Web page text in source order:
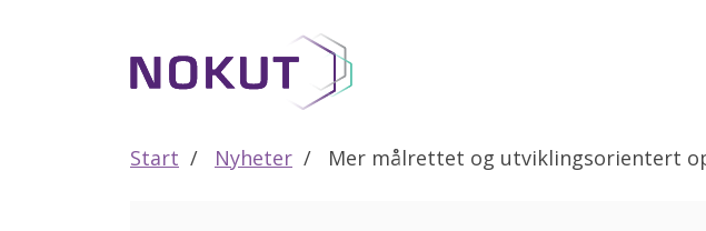
Start Nyheter Mer målrettet og utviklingsorientert